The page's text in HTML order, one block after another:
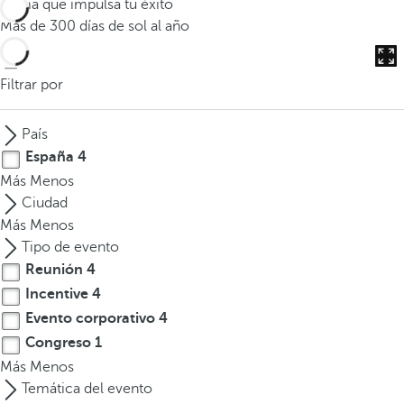
d
c
r
t
r
e
s
o
m
s
c
a
r
a
Clima que impulsa tu éxito
Más de 300 días de sol al año
Filtrar por
País
España 4
Más Menos
Ciudad
Más Menos
Tipo de evento
Reunión 4
Incentive 4
Evento corporativo 4
Congreso 1
Más Menos
Temática del evento